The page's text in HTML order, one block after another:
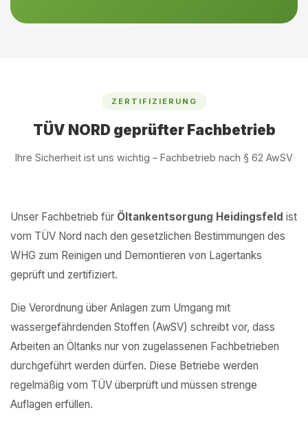
ZERTIFIZIERUNG
TÜV NORD geprüfter Fachbetrieb
Ihre Sicherheit ist uns wichtig – Fachbetrieb nach § 62 AwSV
Unser Fachbetrieb für Öltankentsorgung Heidingsfeld ist
vom TÜV Nord nach den gesetzlichen Bestimmungen des
WHG zum Reinigen und Demontieren von Lagertanks
geprüft und zertifiziert.
Die Verordnung über Anlagen zum Umgang mit
wassergefährdenden Stoffen (AwSV) schreibt vor, dass
Arbeiten an Öltanks nur von zugelassenen Fachbetrieben
durchgeführt werden dürfen. Diese Betriebe werden
regelmäßig vom TÜV überprüft und müssen strenge
Auflagen erfüllen.